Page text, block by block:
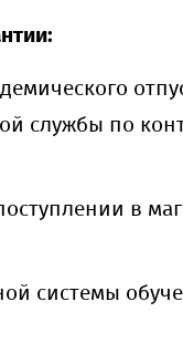
службы по
в
системы